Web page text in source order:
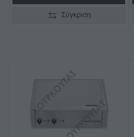
Σύγκριση
πολλαπλές